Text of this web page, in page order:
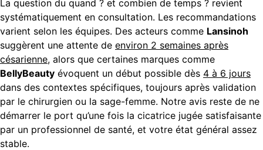
La question du quand ? et combien de temps ? revient
systématiquement en consultation. Les recommandations
varient selon les équipes. Des acteurs comme Lansinoh
suggèrent une attente de environ 2 semaines après
césarienne, alors que certaines marques comme
BellyBeauty évoquent un début possible dès 4 à 6 jours
dans des contextes spécifiques, toujours après validation
par le chirurgien ou la sage-femme. Notre avis reste de ne
démarrer le port qu’une fois la cicatrice jugée satisfaisante
par un professionnel de santé, et votre état général assez
stable.